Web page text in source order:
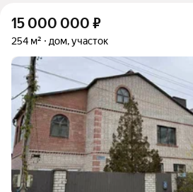
15 000 000 ₽
254 м² дом, участок